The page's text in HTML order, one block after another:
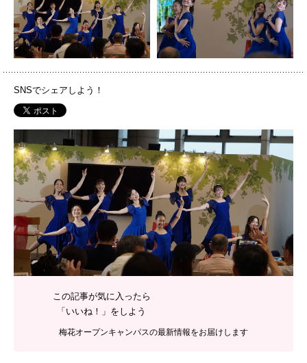
お問い合わせ 交通アクセス サイトマップ English
BCCS
SNSでシェアしよう！
この記事が気に入ったら
「いいね！」をしよう
梅花オープンキャンパスの最新情報をお届けします